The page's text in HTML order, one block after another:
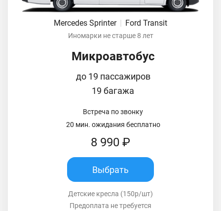
Mercedes Sprinter | Ford Transit
Иномарки не старше 8 лет
Микроавтобус
до 19 пассажиров
19 багажа
Встреча по звонку
20 мин. ожидания бесплатно
8 990 ₽
Выбрать
Детские кресла (150р/шт)
Предоплата не требуется